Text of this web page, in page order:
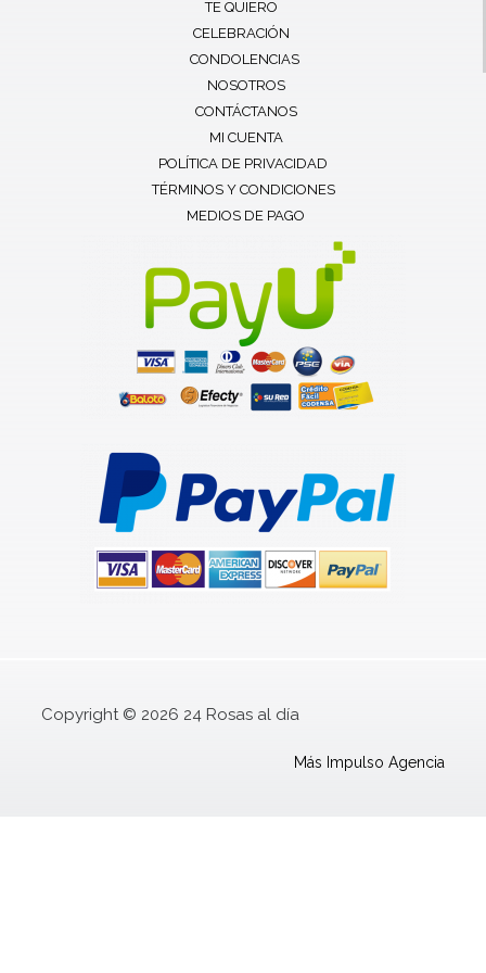
TE QUIERO
CELEBRACIÓN
CONDOLENCIAS
NOSOTROS
CONTÁCTANOS
MI CUENTA
POLÍTICA DE PRIVACIDAD
TÉRMINOS Y CONDICIONES
MEDIOS DE PAGO
Copyright © 2026 24 Rosas al día
Más Impulso Agencia